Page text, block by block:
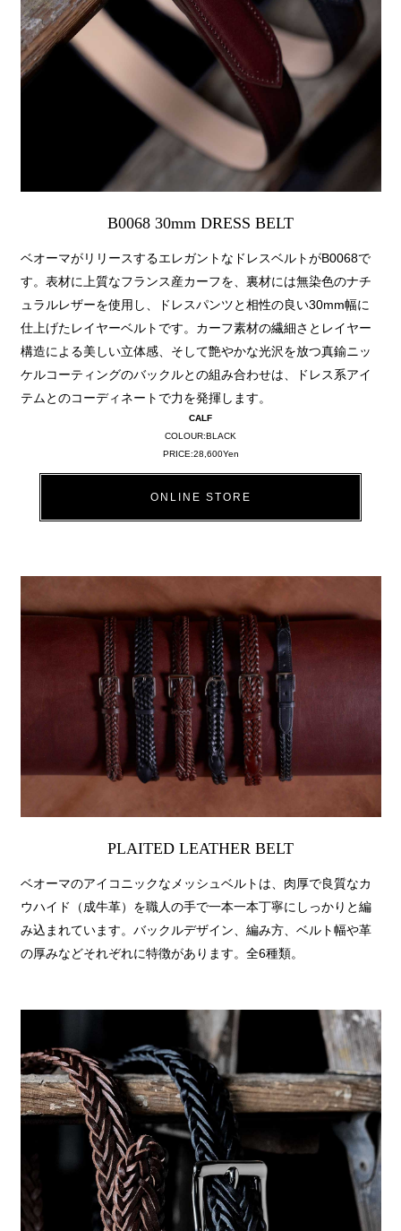
B0068 30mm DRESS BELT
ベオーマがリリースするエレガントなドレスベルトがB0068で
す。表材に上質なフランス産カーフを、裏材には無染色のナチ
ュラルレザーを使用し、ドレスパンツと相性の良い30mm幅に
仕上げたレイヤーベルトです。カーフ素材の繊細さとレイヤー
構造による美しい立体感、そして艶やかな光沢を放つ真鍮ニッ
ケルコーティングのバックルとの組み合わせは、ドレス系アイ
テムとのコーディネートで力を発揮します。
CALF
COLOUR:BLACK
PRICE:28,600Yen
ONLINE STORE
PLAITED LEATHER BELT
ベオーマのアイコニックなメッシュベルトは、肉厚で良質なカ
ウハイド（成牛革）を職人の手で一本一本丁寧にしっかりと編
み込まれています。バックルデザイン、編み方、ベルト幅や革
の厚みなどそれぞれに特徴があります。全6種類。